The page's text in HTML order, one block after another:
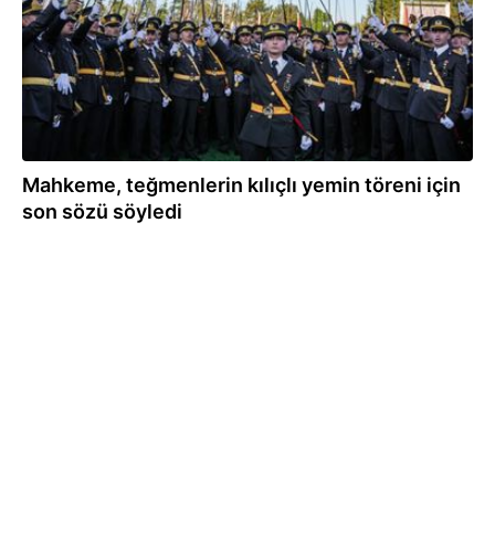
Mahkeme, teğmenlerin kılıçlı yemin töreni için
son sözü söyledi